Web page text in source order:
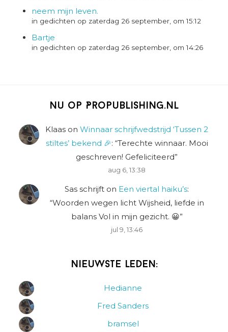
neem mijn leven.
in gedichten op zaterdag 26 september, om 15:12
Bartje
in gedichten op zaterdag 26 september, om 14:26
Nu op Propublishing.nl
Klaas on Winnaar schrijfwedstrijd ‘Tussen 2
stiltes’ bekend 🎉: “Terechte winnaar. Mooi
geschreven! Gefeliciteerd”
aug 6, 13:38
Sas schrijft on Een viertal haiku’s:
“Woorden wegen licht Wijsheid, liefde in
balans Vol in mijn gezicht. 😀”
jul 9, 13:46
Nieuwste leden:
Hedianne
Fred Sanders
bramsel